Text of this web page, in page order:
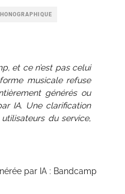
et ce n’est pas celui
musicale refuse
générés ou
IA. Une clarification
du service,
par IA : Bandcamp